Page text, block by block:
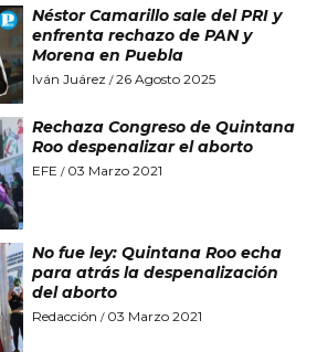
Néstor Camarillo sale del PRI y
enfrenta rechazo de PAN y
Morena en Puebla
Iván Juárez /26 Agosto 2025
Rechaza Congreso de Quintana
Roo despenalizar el aborto
EFE / 03 Marzo 2021
No fue ley: Quintana Roo echa
para atrás la despenalización
del aborto
Redacción / 03 Marzo 2021